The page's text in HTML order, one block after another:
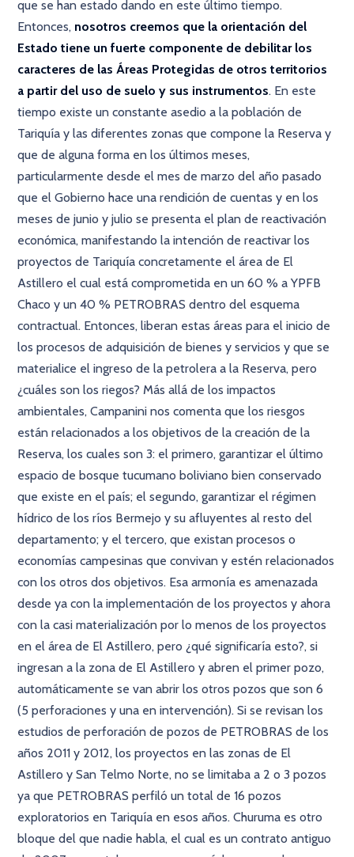
que se han estado dando en este último tiempo.
Entonces, nosotros creemos que la orientación del
Estado tiene un fuerte componente de debilitar los
caracteres de las Áreas Protegidas de otros territorios
a partir del uso de suelo y sus instrumentos. En este
tiempo existe un constante asedio a la población de
Tariquía y las diferentes zonas que compone la Reserva y
que de alguna forma en los últimos meses,
particularmente desde el mes de marzo del año pasado
que el Gobierno hace una rendición de cuentas y en los
meses de junio y julio se presenta el plan de reactivación
económica, manifestando la intención de reactivar los
proyectos de Tariquía concretamente el área de El
Astillero el cual está comprometida en un 60 % a YPFB
Chaco y un 40 % PETROBRAS dentro del esquema
contractual. Entonces, liberan estas áreas para el inicio de
los procesos de adquisición de bienes y servicios y que se
materialice el ingreso de la petrolera a la Reserva, pero
¿cuáles son los riegos? Más allá de los impactos
ambientales, Campanini nos comenta que los riesgos
están relacionados a los objetivos de la creación de la
Reserva, los cuales son 3: el primero, garantizar el último
espacio de bosque tucumano boliviano bien conservado
que existe en el país; el segundo, garantizar el régimen
hídrico de los ríos Bermejo y su afluyentes al resto del
departamento; y el tercero, que existan procesos o
economías campesinas que convivan y estén relacionados
con los otros dos objetivos. Esa armonía es amenazada
desde ya con la implementación de los proyectos y ahora
con la casi materialización por lo menos de los proyectos
en el área de El Astillero, pero ¿qué significaría esto?, si
ingresan a la zona de El Astillero y abren el primer pozo,
automáticamente se van abrir los otros pozos que son 6
(5 perforaciones y una en intervención). Si se revisan los
estudios de perforación de pozos de PETROBRAS de los
años 2011 y 2012, los proyectos en las zonas de El
Astillero y San Telmo Norte, no se limitaba a 2 o 3 pozos
ya que PETROBRAS perfiló un total de 16 pozos
exploratorios en Tariquía en esos años. Churuma es otro
bloque del que nadie habla, el cual es un contrato antiguo